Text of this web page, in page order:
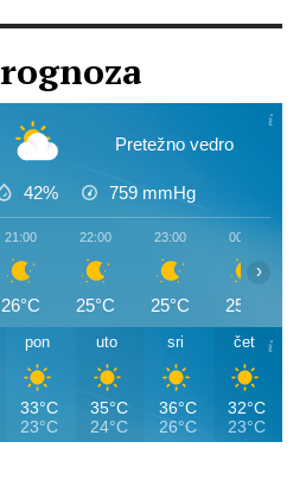
Pretežno vedro
42% 759 mmHg
21:00
26°C
22:00
25°C
23:00
25°C
00:00
25°C
›
pon
33°C
23°C
uto
35°C
24°C
sri
36°C
26°C
čet
32°C
23°C